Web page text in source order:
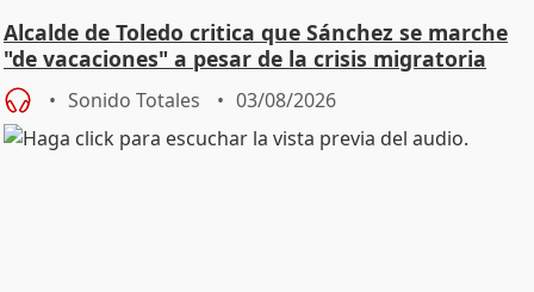
Alcalde de Toledo critica que Sánchez se marche
"de vacaciones" a pesar de la crisis migratoria
Sonido Totales 03/08/2026